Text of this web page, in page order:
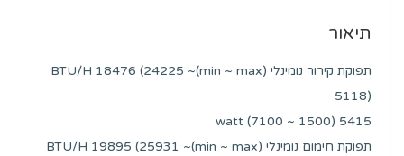
תיאור
תפוקת קירור נומינלי (min ~ max)BTU/H 18476 (24225 ~
5118)
5415 watt (7100 ~ 1500)
תפוקת חימום נומינלי (min ~ max)BTU/H 19895 (25931 ~